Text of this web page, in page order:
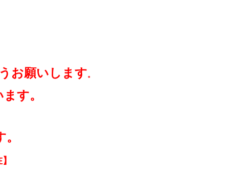
お願いします。
す。